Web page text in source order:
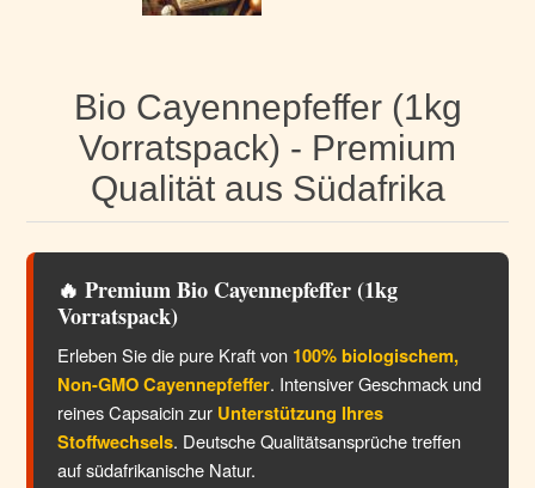
Bio Cayennepfeffer (1kg
Vorratspack) - Premium
Qualität aus Südafrika
🔥 Premium Bio Cayennepfeffer (1kg
Vorratspack)
Erleben Sie die pure Kraft von 100% biologischem,
Non-GMO Cayennepfeffer. Intensiver Geschmack und
reines Capsaicin zur Unterstützung Ihres
Stoffwechsels. Deutsche Qualitätsansprüche treffen
auf südafrikanische Natur.